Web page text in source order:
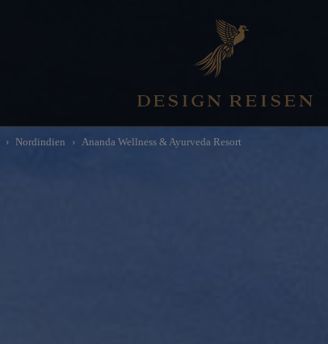
Nordindien Ananda Wellness & Ayurveda Resort